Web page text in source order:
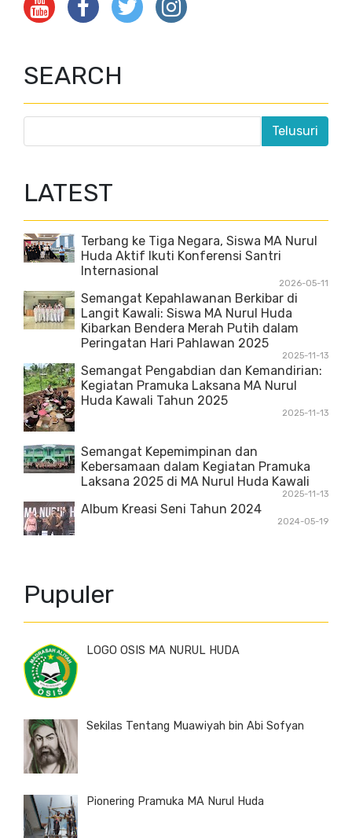
SEARCH
LATEST
Terbang ke Tiga Negara, Siswa MA Nurul
Huda Aktif Ikuti Konferensi Santri
Internasional
2026-05-11
Semangat Kepahlawanan Berkibar di
Langit Kawali: Siswa MA Nurul Huda
Kibarkan Bendera Merah Putih dalam
Peringatan Hari Pahlawan 2025
2025-11-13
Semangat Pengabdian dan Kemandirian:
Kegiatan Pramuka Laksana MA Nurul
Huda Kawali Tahun 2025
2025-11-13
Semangat Kepemimpinan dan
Kebersamaan dalam Kegiatan Pramuka
Laksana 2025 di MA Nurul Huda Kawali
2025-11-13
Album Kreasi Seni Tahun 2024
2024-05-19
Pupuler
LOGO OSIS MA NURUL HUDA
Sekilas Tentang Muawiyah bin Abi Sofyan
Pionering Pramuka MA Nurul Huda